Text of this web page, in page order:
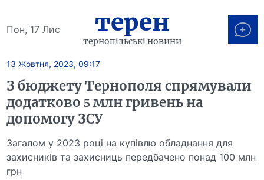
Пон, 17 Лис терен
тернопільські новини
13 Жовтня, 2023, 09:17
З бюджету Тернополя спрямували
додатково 5 млн гривень на
допомогу ЗСУ
Загалом у 2023 році на купівлю обладнання для
захисників та захисниць передбачено понад 100 млн
грн